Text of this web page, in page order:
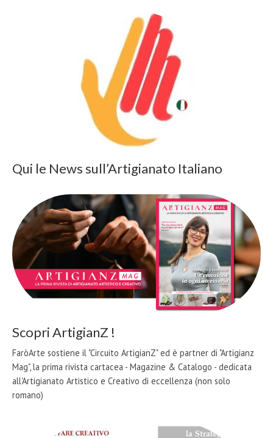
Qui le News sull’Artigianato Italiano
Scopri ArtigianZ !
FaròArte sostiene il "Circuito ArtigianZ" ed è partner di "Artigianz
Mag", la prima rivista cartacea - Magazine & Catalogo - dedicata
all'Artigianato Artistico e Creativo di eccellenza (non solo
romano)